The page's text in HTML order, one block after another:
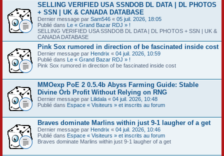
SELLING VERIFIED USA SSNDOB DL DATA | DL PHOTOS
+ SSN | UK & CANADA DATABASE
Dernier message par Sam546 « 05 juil. 2026, 18:05
Publié dans Le « Grand Bazar RDJ » !
SELLING VERIFIED USA SSNDOB DL DATA | DL PHOTOS + SSN | UK &
CANADA DATABASE
Pink Sox rumored in direction of be fascinated inside cost
Dernier message par Hendrix « 04 juil. 2026, 10:59
Publié dans Le « Grand Bazar RDJ » !
Pink Sox rumored in direction of be fascinated inside cost
MMOexp PoE 2 0.5.4b Abyss Farming Guide: Stable
Divine Orb Profit Without Relying on RNG
Dernier message par Lilidala « 04 juil. 2026, 10:48
Publié dans Espace « Visiteurs » et inscrits au forum
Braves dominate Marlins within just 9-1 laugher of a get
Dernier message par Hendrix « 04 juil. 2026, 10:46
Publié dans Espace « Visiteurs » et inscrits au forum
Braves dominate Marlins within just 9-1 laugher of a get